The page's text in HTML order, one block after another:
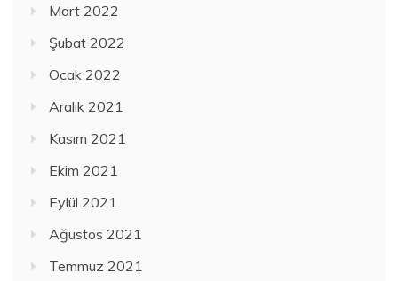
Mart 2022
Şubat 2022
Ocak 2022
Aralık 2021
Kasım 2021
Ekim 2021
Eylül 2021
Ağustos 2021
Temmuz 2021